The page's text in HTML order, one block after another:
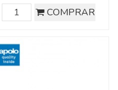
COMPRAR